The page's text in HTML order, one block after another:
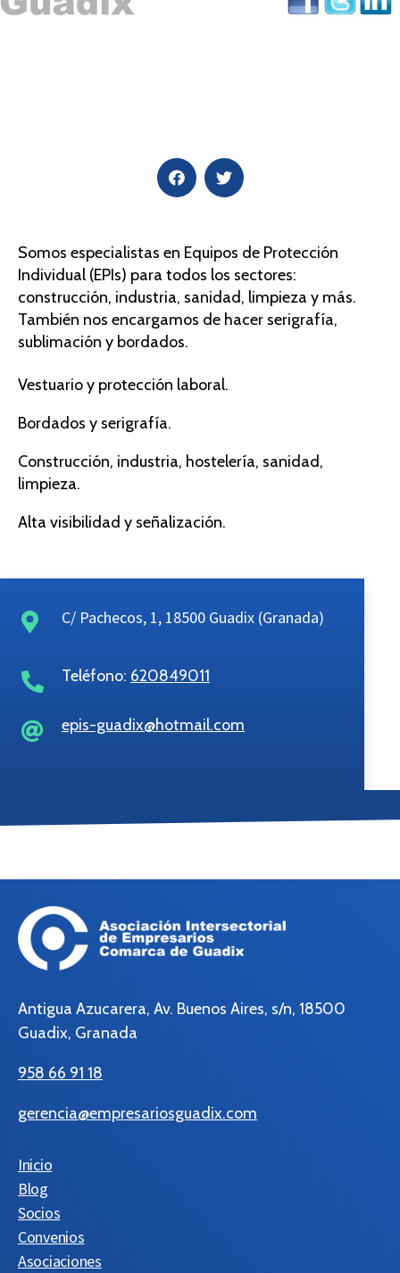
Somos especialistas en Equipos de Protección
Individual (EPIs) para todos los sectores:
construcción, industria, sanidad, limpieza y más.
También nos encargamos de hacer serigrafía,
sublimación y bordados.
Vestuario y protección laboral.
Bordados y serigrafía.
Construcción, industria, hostelería, sanidad,
limpieza.
Alta visibilidad y señalización.
C/ Pachecos, 1, 18500 Guadix (Granada)
Teléfono: 620849011
epis-guadix@hotmail.com
Antigua Azucarera, Av. Buenos Aires, s/n, 18500
Guadix, Granada
958 66 91 18
gerencia@empresariosguadix.com
Inicio
Blog
Socios
Convenios
Asociaciones